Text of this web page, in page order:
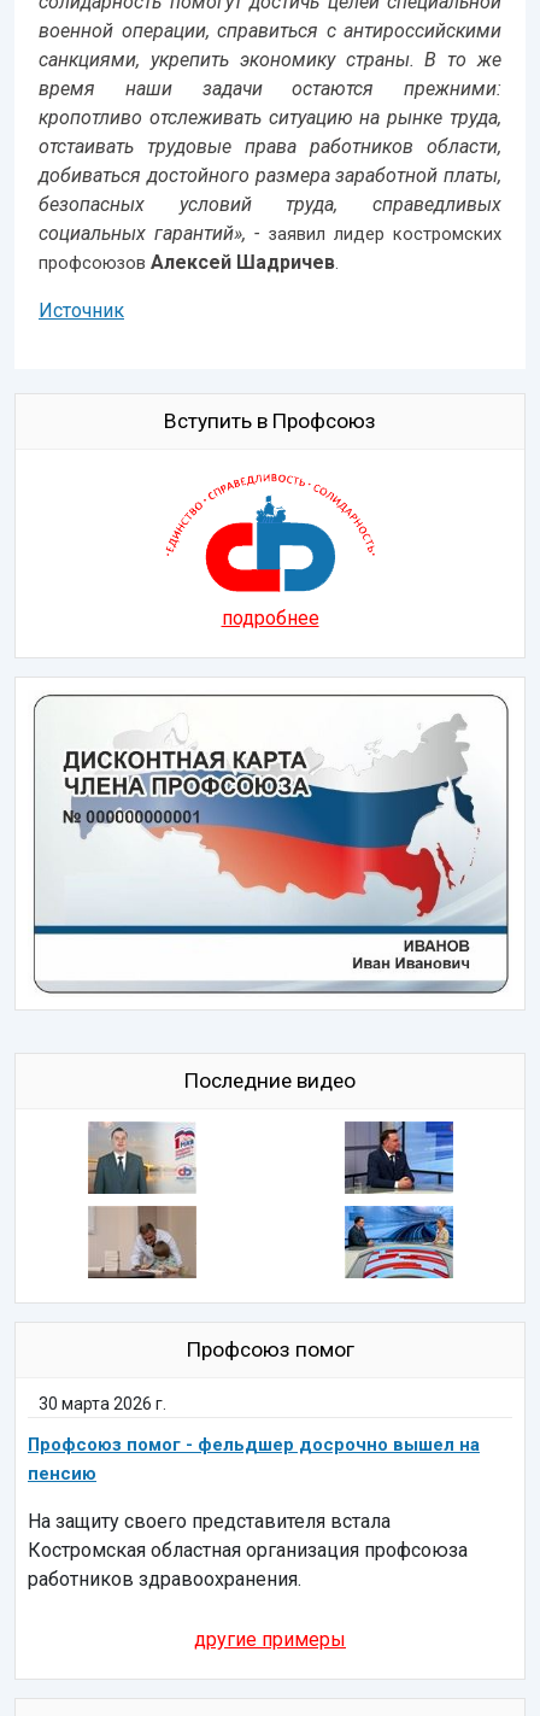
Вступить в Профсоюз
подробнее
военной операции, справиться с антироссийскими
санкциями, укрепить экономику страны. В то же
время наши задачи остаются прежними:
кропотливо отслеживать ситуацию на рынке труда,
отстаивать трудовые права работников области,
добиваться достойного размера заработной платы,
безопасных условий труда, справедливых
социальных гарантий», - заявил лидер костромских
профсоюзов Алексей Шадричев.
Источник
Последние видео
Профсоюз помог
30 марта 2026 г.
Профсоюз помог - фельдшер досрочно вышел на
пенсию
На защиту своего представителя встала
Костромская областная организация профсоюза
работников здравоохранения.
другие примеры